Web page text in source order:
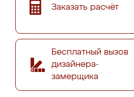
Заказать расчёт
Бесплатный вызов
дизайнера-
замерщика